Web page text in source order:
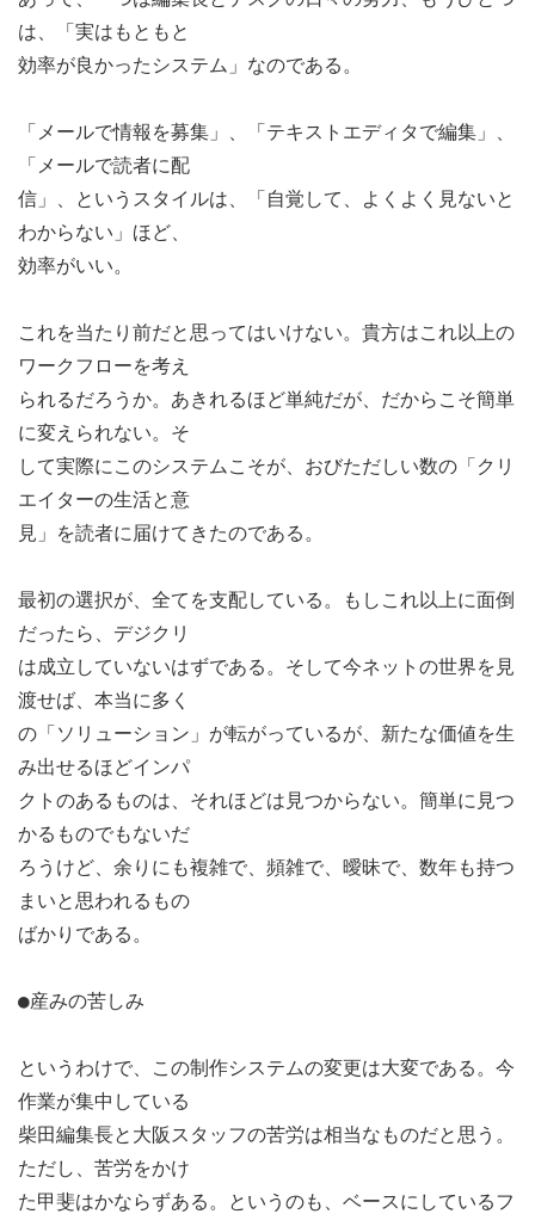
は、「実はもともと
効率が良かったシステム」なのである。
「メールで情報を募集」、「テキストエディタで編集」、
「メールで読者に配
信」、というスタイルは、「自覚して、よくよく見ないと
わからない」ほど、
効率がいい。
これを当たり前だと思ってはいけない。貴方はこれ以上の
ワークフローを考え
られるだろうか。あきれるほど単純だが、だからこそ簡単
に変えられない。そ
して実際にこのシステムこそが、おびただしい数の「クリ
エイターの生活と意
見」を読者に届けてきたのである。
最初の選択が、全てを支配している。もしこれ以上に面倒
だったら、デジクリ
は成立していないはずである。そして今ネットの世界を見
渡せば、本当に多く
の「ソリューション」が転がっているが、新たな価値を生
み出せるほどインパ
クトのあるものは、それほどは見つからない。簡単に見つ
かるものでもないだ
ろうけど、余りにも複雑で、頻雑で、曖昧で、数年も持つ
まいと思われるもの
ばかりである。
●産みの苦しみ
というわけで、この制作システムの変更は大変である。今
作業が集中している
柴田編集長と大阪スタッフの苦労は相当なものだと思う。
ただし、苦労をかけ
た甲斐はかならずある。というのも、ベースにしているフ